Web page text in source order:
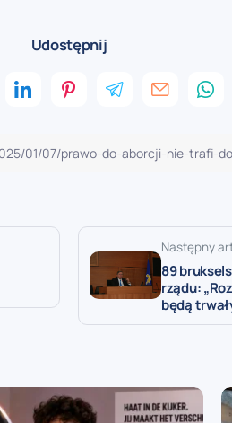
Udostępnij
Następny
89
rządu:
będą